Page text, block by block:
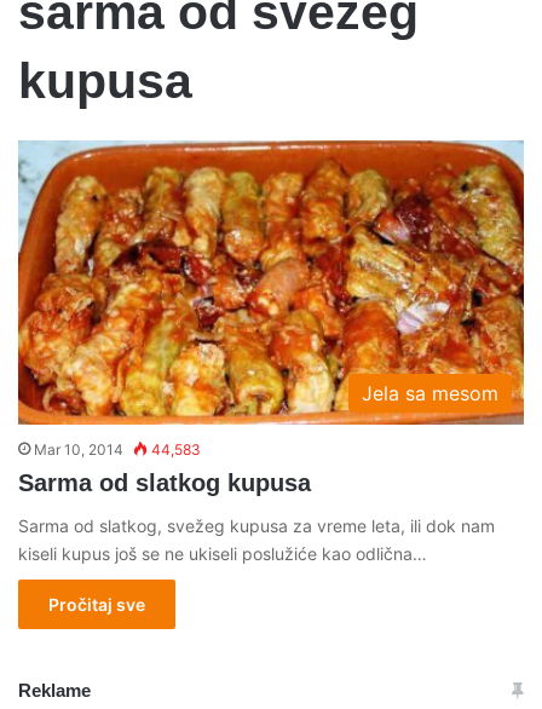
sarma od svezeg
kupusa
Jela sa mesom
Mar 10, 2014 44,583
Sarma od slatkog kupusa
Sarma od slatkog, svežeg kupusa za vreme leta, ili dok nam
kiseli kupus još se ne ukiseli poslužiće kao odlična…
Pročitaj sve
Reklame